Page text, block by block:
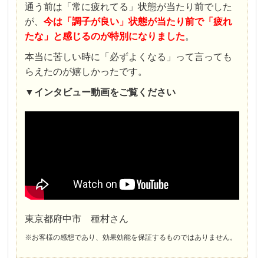
通う前は「常に疲れてる」状態が当たり前でした
が、今は「調子が良い」状態が当たり前で「疲れ
たな」と感じるのが特別になりました。
本当に苦しい時に「必ずよくなる」って言っても
らえたのが嬉しかったです。
▼ インタビュー動画をご覧ください
東京都府中市 種村さん
※お客様の感想であり、効果効能を保証するものではありません。